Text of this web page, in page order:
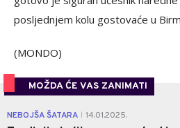
posljednjem kolu gostovaće u
(MONDO)
MOŽDA ĆE VAS ZANIMATI
NEBOJŠA ŠATARA 14.01.2025.